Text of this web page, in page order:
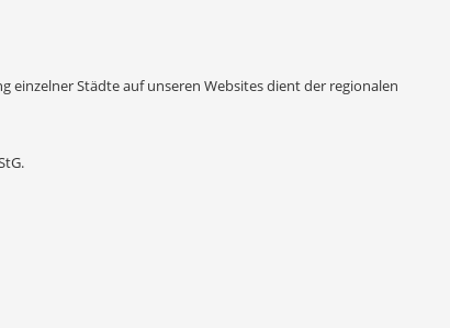
einzelner Städte auf unseren Websites dient der regionalen